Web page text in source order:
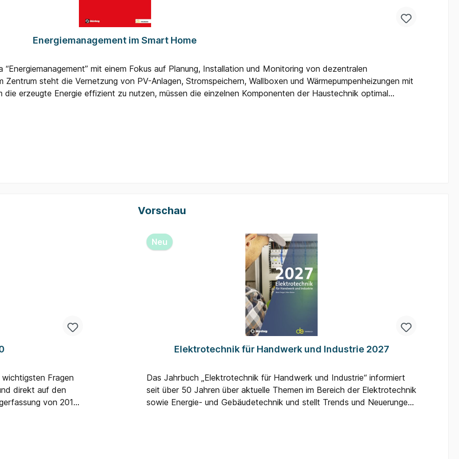
Energiemanagement im Smart Home
mit einem Fokus auf Planung, Installation und Monitoring von dezentralen
Zentrum steht die Vernetzung von PV-Anlagen, Stromspeichern, Wallboxen und Wärmepumpenheizungen mit
erzeugte Energie effizient zu nutzen, müssen die einzelnen Komponenten der Haustechnik optimal
Daten und Musterrechnungen • Umsetzung gemäß Anforderungen §14a EnWG
Fragen
direkt auf den
von 2019
Produktgalerie überspringen
Vorschau
Neu
Elektrotechnik für Handwerk und Industrie 2027
Das Jahrbuch „Elektrotechnik für Handwerk und Industrie“ informiert
seit über 50 Jahren über aktuelle Themen im Bereich der Elektrotechnik
sowie Energie- und Gebäudetechnik und stellt Trends und Neuerungen